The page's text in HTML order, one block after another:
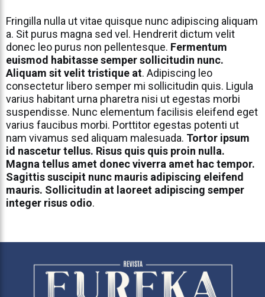
Fringilla nulla ut vitae quisque nunc adipiscing aliquam
a. Sit purus magna sed vel. Hendrerit dictum velit
donec leo purus non pellentesque. Fermentum
euismod habitasse semper sollicitudin nunc.
Aliquam sit velit tristique at. Adipiscing leo
consectetur libero semper mi sollicitudin quis. Ligula
varius habitant urna pharetra nisi ut egestas morbi
suspendisse. Nunc elementum facilisis eleifend eget
varius faucibus morbi. Porttitor egestas potenti ut
nam vivamus sed aliquam malesuada. Tortor ipsum
id nascetur tellus. Risus quis quis proin nulla.
Magna tellus amet donec viverra amet hac tempor.
Sagittis suscipit nunc mauris adipiscing eleifend
mauris. Sollicitudin at laoreet adipiscing semper
integer risus odio.